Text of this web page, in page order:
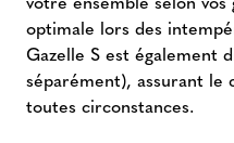
optimale lors des
Gazelle S est également
séparément), assurant
toutes circonstances.